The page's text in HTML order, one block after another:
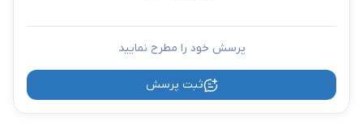
پرسش خود را مطرح نمایید
ثبت پرسش